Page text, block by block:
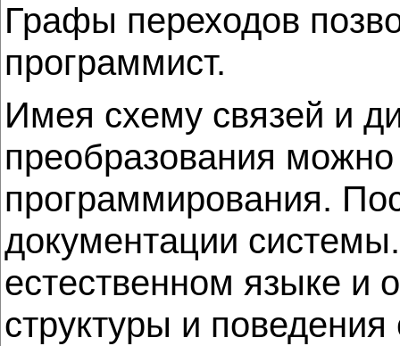
Графы переходов
программист.
Имея схему связей и
преобразования
программирования.
документации
естественном языке и
структуры и